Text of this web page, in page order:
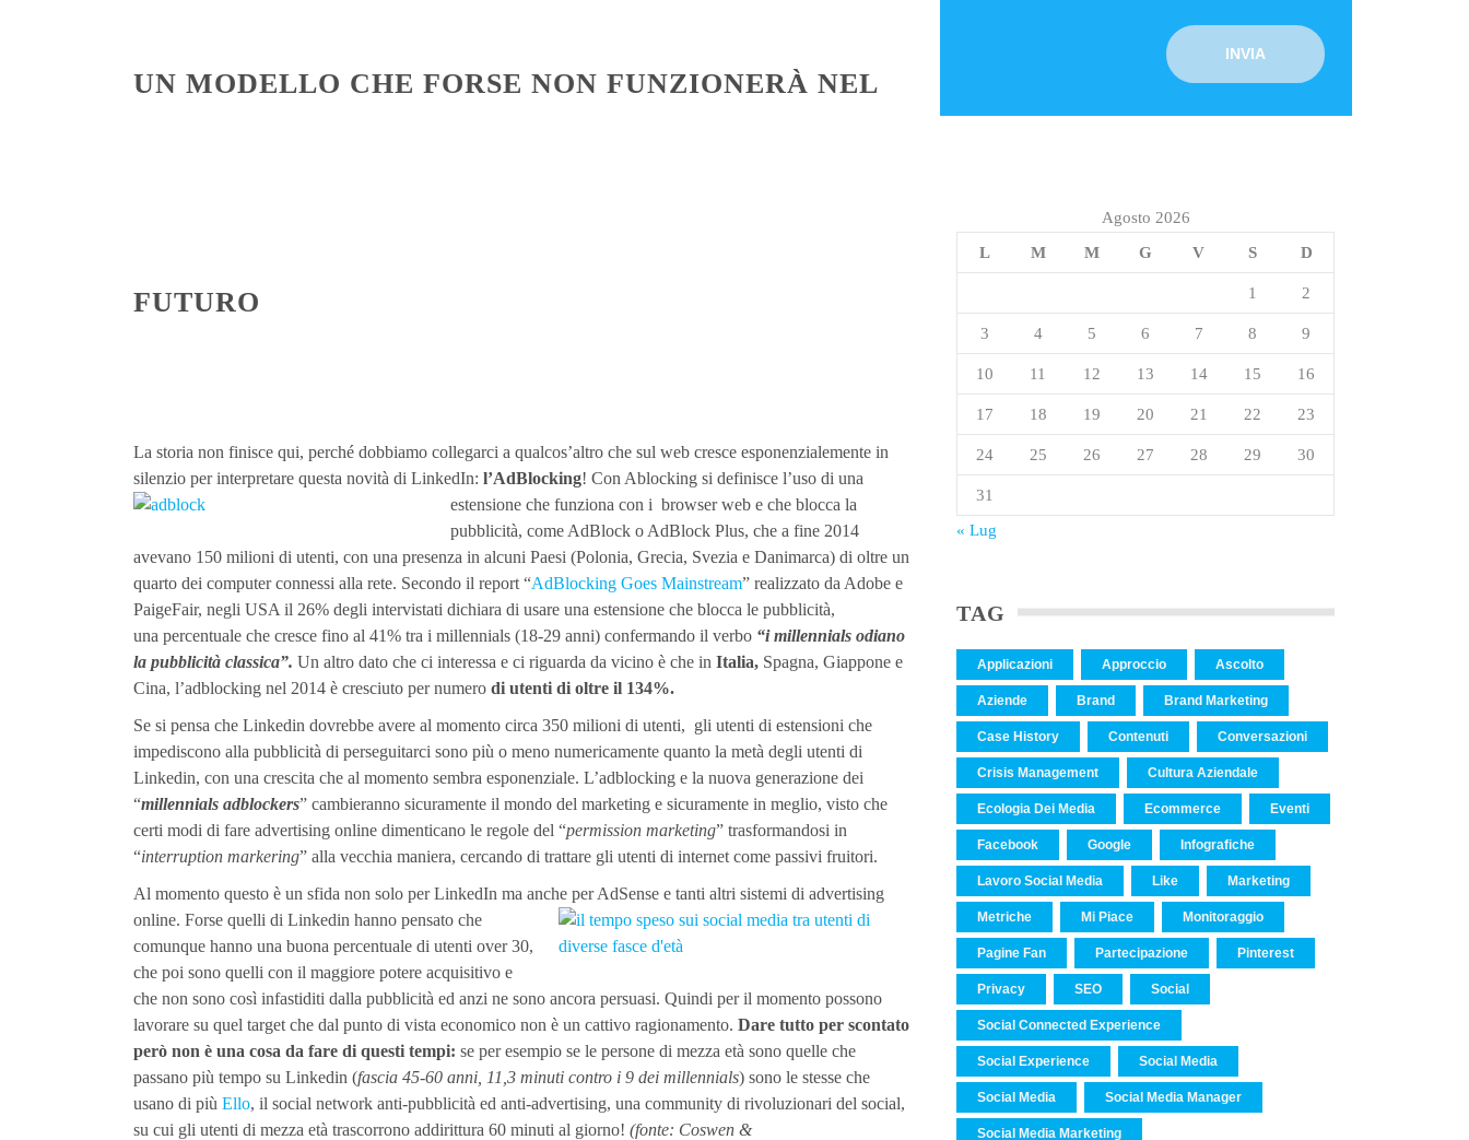
UN MODELLO CHE FORSE NON FUNZIONERÀ NEL
FUTURO
La storia non finisce qui, perché dobbiamo collegarci a qualcos’altro che sul web cresce esponenzialemente in
silenzio per interpretare questa novità di LinkedIn: l’AdBlocking! Con Ablocking si definisce l’uso di una
estensione che funziona con i browser web e che blocca la
pubblicità, come AdBlock o AdBlock Plus, che a fine 2014
avevano 150 milioni di utenti, con una presenza in alcuni Paesi (Polonia, Grecia, Svezia e Danimarca) di oltre un
quarto dei computer connessi alla rete. Secondo il report “AdBlocking Goes Mainstream” realizzato da Adobe e
PaigeFair, negli USA il 26% degli intervistati dichiara di usare una estensione che blocca le pubblicità,
una percentuale che cresce fino al 41% tra i millennials (18-29 anni) confermando il verbo “i millennials odiano
la pubblicità classica”. Un altro dato che ci interessa e ci riguarda da vicino è che in Italia, Spagna, Giappone e
Cina, l’adblocking nel 2014 è cresciuto per numero di utenti di oltre il 134%.
Se si pensa che Linkedin dovrebbe avere al momento circa 350 milioni di utenti, gli utenti di estensioni che
impediscono alla pubblicità di perseguitarci sono più o meno numericamente quanto la metà degli utenti di
Linkedin, con una crescita che al momento sembra esponenziale. L’adblocking e la nuova generazione dei
“millennials adblockers” cambieranno sicuramente il mondo del marketing e sicuramente in meglio, visto che
certi modi di fare advertising online dimenticano le regole del “permission marketing” trasformandosi in
“interruption markering” alla vecchia maniera, cercando di trattare gli utenti di internet come passivi fruitori.
Al momento questo è un sfida non solo per LinkedIn ma anche per AdSense e tanti altri sistemi di advertising
online. Forse quelli di Linkedin hanno pensato che
comunque hanno una buona percentuale di utenti over 30,
che poi sono quelli con il maggiore potere acquisitivo e
che non sono così infastiditi dalla pubblicità ed anzi ne sono ancora persuasi. Quindi per il momento possono
lavorare su quel target che dal punto di vista economico non è un cattivo ragionamento. Dare tutto per scontato
però non è una cosa da fare di questi tempi: se per esempio se le persone di mezza età sono quelle che
passano più tempo su Linkedin (fascia 45-60 anni, 11,3 minuti contro i 9 dei millennials) sono le stesse che
usano di più Ello, il social network anti-pubblicità ed anti-advertising, una community di rivoluzionari del social,
su cui gli utenti di mezza età trascorrono addirittura 60 minuti al giorno! (fonte: Coswen &
Agosto 2026
L
M M G V S D
1 2
3 4 5 6 7 8 9
10 11 12 13 14 15 16
17 18 19 20 21 22 23
24 25 26 27 28 29 30
31
« Lug
TAG
Applicazioni Approccio Ascolto
Aziende Brand Brand Marketing
Case History Contenuti Conversazioni
Crisis Management Cultura Aziendale
Ecologia Dei Media Ecommerce Eventi
Facebook Google Infografiche
Lavoro Social Media Like Marketing
Metriche Mi Piace Monitoraggio
Pagine Fan Partecipazione Pinterest
Privacy SEO Social
Social Connected Experience
Social Experience Social Media
Social Media Social Media Manager
Social Media Marketing